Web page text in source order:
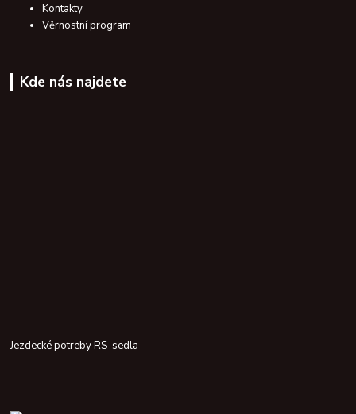
Kontakty
Věrnostní program
Kde nás najdete
Jezdecké potreby RS-sedla